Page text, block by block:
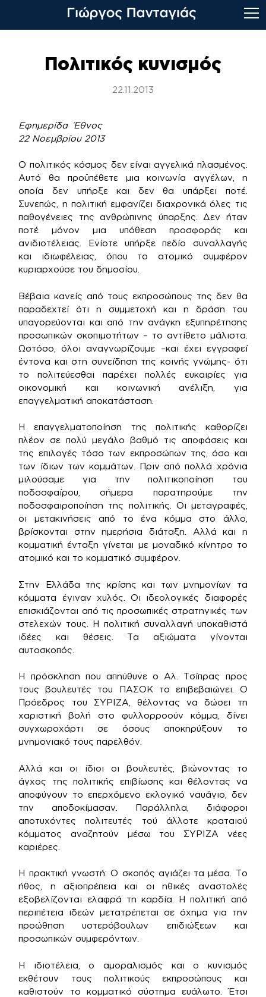
Πολιτικός κυνισμός
22.11.2013
Εφημερίδα Έθνος
22 Νοεμβρίου 2013
Ο πολιτικός κόσμος δεν είναι αγγελικά πλασμένος.
Αυτό θα προϋπέθετε μια κοινωνία αγγέλων, η
οποία δεν υπήρξε και δεν θα υπάρξει ποτέ.
Συνεπώς, η πολιτική εμφανίζει διαχρονικά όλες τις
παθογένειες της ανθρώπινης ύπαρξης. Δεν ήταν
ποτέ μόνον μια υπόθεση προσφοράς και
ανιδιοτέλειας. Ενίοτε υπήρξε πεδίο συναλλαγής
και ιδιωφέλειας, όπου το ατομικό συμφέρον
κυριαρχούσε του δημοσίου.
Βέβαια κανείς από τους εκπροσώπους της δεν θα
παραδεχτεί ότι η συμμετοχή και η δράση του
υπαγορεύονται και από την ανάγκη εξυπηρέτησης
προσωπικών σκοπιμοτήτων – το αντίθετο μάλιστα.
Ωστόσο, όλοι αναγνωρίζουμε –και έχει εγγραφεί
έντονα και στη συνείδηση της κοινής γνώμης- ότι
το πολιτεύεσθαι παρέχει πολλές ευκαιρίες για
οικονομική και κοινωνική ανέλιξη, για
επαγγελματική αποκατάσταση.
Η επαγγελματοποίηση της πολιτικής καθορίζει
πλέον σε πολύ μεγάλο βαθμό τις αποφάσεις και
της επιλογές τόσο των εκπροσώπων της, όσο και
των ίδιων των κομμάτων. Πριν από πολλά χρόνια
μιλούσαμε για την πολιτικοποίηση του
ποδοσφαίρου, σήμερα παρατηρούμε την
ποδοσφαιροποίηση της πολιτικής. Οι μεταγραφές,
οι μετακινήσεις από το ένα κόμμα στο άλλο,
βρίσκονται στην ημερήσια διάταξη. Αλλά και η
κομματική ένταξη γίνεται με μοναδικό κίνητρο το
ατομικό και το κομματικό συμφέρον.
Στην Ελλάδα της κρίσης και των μνημονίων τα
κόμματα έγιναν χυλός. Οι ιδεολογικές διαφορές
επισκιάζονται από τις προσωπικές στρατηγικές των
στελεχών τους. Η πολιτική συναλλαγή υποκαθιστά
ιδέες και θέσεις. Τα αξιώματα γίνονται
αυτοσκοπός.
Η πρόσκληση που απηύθυνε ο Αλ. Τσίπρας προς
τους βουλευτές του ΠΑΣΟΚ το επιβεβαιώνει. Ο
Πρόεδρος του ΣΥΡΙΖΑ, θέλοντας να δώσει τη
χαριστική βολή στο φυλλορροούν κόμμα, δίνει
συγχωροχάρτι σε όσους αποκηρύξουν το
μνημονιακό τους παρελθόν.
Αλλά και οι ίδιοι οι βουλευτές, βιώνοντας το
άγχος της πολιτικής επιβίωσης και θέλοντας να
αποφύγουν το επερχόμενο εκλογικό ναυάγιο, δεν
την αποδοκίμασαν. Παράλληλα, διάφοροι
αποτυχόντες πολιτευτές τού άλλοτε κραταιού
κόμματος αναζητούν μέσω του ΣΥΡΙΖΑ νέες
καριέρες.
Η πρακτική γνωστή: Ο σκοπός αγιάζει τα μέσα. Το
ήθος, η αξιοπρέπεια και οι ηθικές αναστολές
εξοβελίζονται ελαφρά τη καρδία. Η πολιτική από
περιπέτεια ιδεών μετατρέπεται σε όχημα για την
προώθηση υστερόβουλων επιδιώξεων και
προσωπικών συμφερόντων.
Η ιδιοτέλεια, ο αμοραλισμός και ο κυνισμός
εκθέτουν τους πολιτικούς εκπροσώπους και
καθιστούν το κομματικό σύστημα ευάλωτο. Έτσι